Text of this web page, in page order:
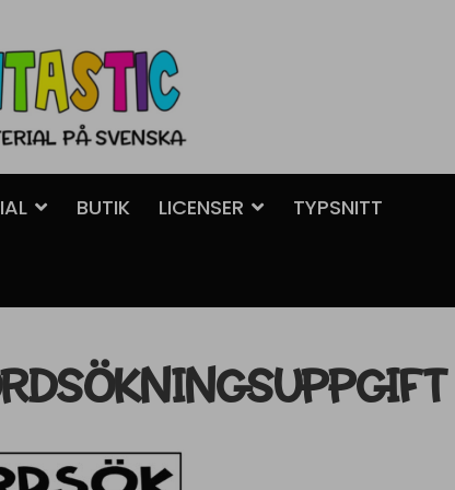
BUTIK LICENSER TYPSNITT